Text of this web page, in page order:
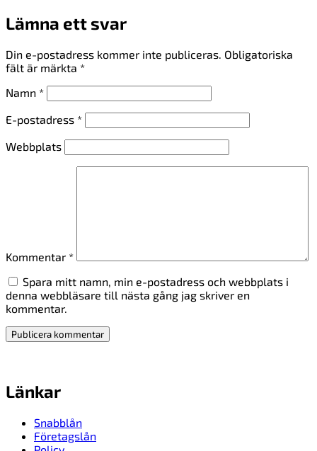
Lämna ett svar
Din e-postadress kommer inte publiceras. Obligatoriska
fält är märkta *
Namn *
E-postadress *
Webbplats
Kommentar *
Spara mitt namn, min e-postadress och webbplats i
denna webbläsare till nästa gång jag skriver en
kommentar.
Länkar
Snabblån
Företagslån